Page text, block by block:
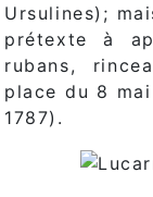
Ursulines);
prétexte à
rubans,
place du 8
1787).